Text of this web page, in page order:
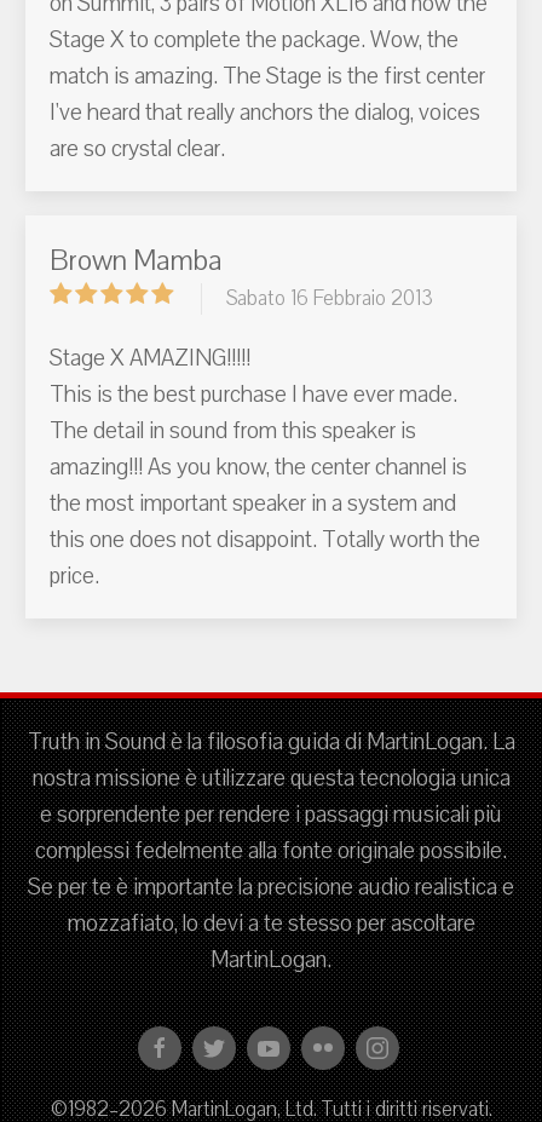
Stage X to complete the package. Wow, the
match is amazing. The Stage is the first center
I've heard that really anchors the dialog, voices
are so crystal clear.
Brown Mamba
Sabato 16 Febbraio 2013
Stage X AMAZING!!!!!
This is the best purchase I have ever made.
The detail in sound from this speaker is
amazing!!! As you know, the center channel is
the most important speaker in a system and
this one does not disappoint. Totally worth the
price.
Truth in Sound è la filosofia guida di MartinLogan. La
nostra missione è utilizzare questa tecnologia unica
e sorprendente per rendere i passaggi musicali più
complessi fedelmente alla fonte originale possibile.
Se per te è importante la precisione audio realistica e
mozzafiato, lo devi a te stesso per ascoltare
MartinLogan.
©1982–2026 MartinLogan, Ltd. Tutti i diritti riservati.